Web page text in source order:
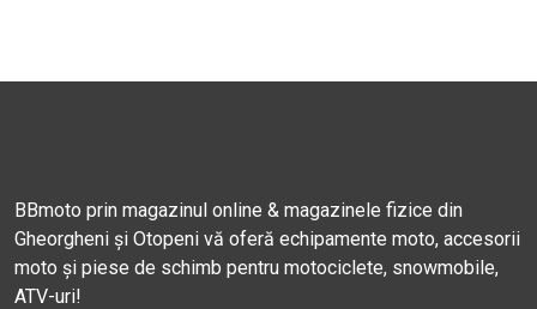
BBmoto prin magazinul online & magazinele fizice din
Gheorgheni și Otopeni vă oferă echipamente moto, accesorii
moto și piese de schimb pentru motociclete, snowmobile,
ATV-uri!